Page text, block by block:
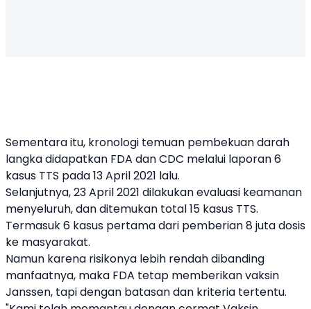
Sementara itu, kronologi temuan pembekuan darah
langka didapatkan FDA dan CDC melalui laporan 6
kasus TTS pada 13 April 2021 lalu.
Selanjutnya, 23 April 2021 dilakukan evaluasi keamanan
menyeluruh, dan ditemukan total 15 kasus TTS.
Termasuk 6 kasus pertama dari pemberian 8 juta dosis
ke masyarakat.
Namun karena risikonya lebih rendah dibanding
manfaatnya, maka FDA tetap memberikan vaksin
Janssen, tapi dengan batasan dan kriteria tertentu.